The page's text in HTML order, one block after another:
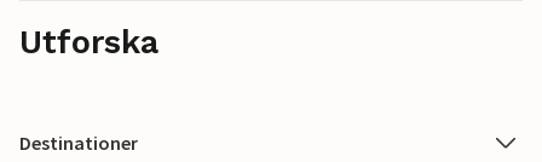
Utforska
Destinationer